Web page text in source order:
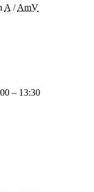
A /AmV
– 13:30